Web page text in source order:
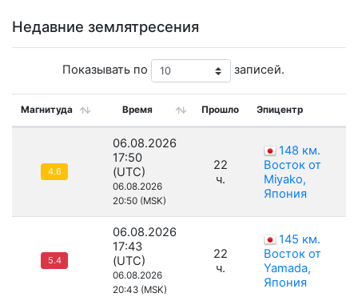
Недавние землятресения
Показывать по записей.
Магнитуда Время Прошло Эпицентр
4.6
06.08.2026
17:50
(UTC)
06.08.2026
20:50 (MSK)
22
ч.
148 км.
Восток от
Miyako,
Япония
5.4
06.08.2026
17:43
(UTC)
06.08.2026
20:43 (MSK)
22
ч.
145 км.
Восток от
Yamada,
Япония